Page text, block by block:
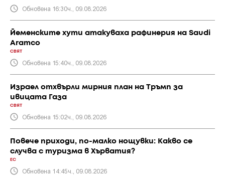
Обновена 16:30ч., 09.08.2026
Йеменските хути атакуваха рафинерия на Saudi
Aramco
СВЯТ
Обновена 15:40ч., 09.08.2026
Израел отхвърли мирния план на Тръмп за
ивицата Газа
СВЯТ
Обновена 15:02ч., 09.08.2026
Повече приходи, по-малко нощувки: Какво се
случва с туризма в Хърватия?
ЕС
Обновена 14:45ч., 09.08.2026